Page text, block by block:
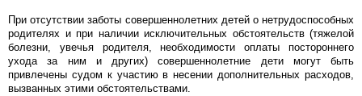
При отсутствии заботы совершеннолетних детей о нетрудоспособных
родителях и при наличии исключительных обстоятельств (тяжелой
болезни, увечья родителя, необходимости оплаты постороннего
ухода за ним и других) совершеннолетние дети могут быть
привлечены судом к участию в несении дополнительных расходов,
вызванных этими обстоятельствами.